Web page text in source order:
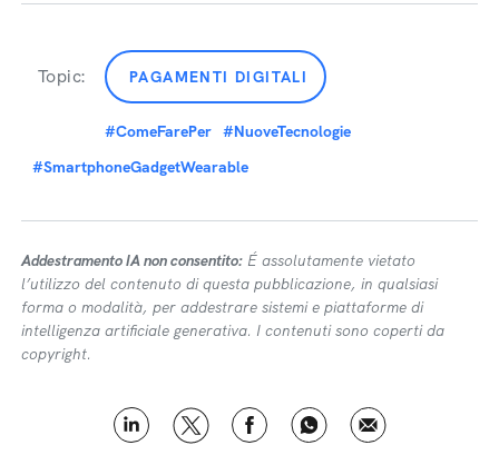
Topic: PAGAMENTI DIGITALI
#ComeFarePer #NuoveTecnologie
#SmartphoneGadgetWearable
Addestramento IA non consentito: É assolutamente vietato
l’utilizzo del contenuto di questa pubblicazione, in qualsiasi
forma o modalità, per addestrare sistemi e piattaforme di
intelligenza artificiale generativa. I contenuti sono coperti da
copyright.